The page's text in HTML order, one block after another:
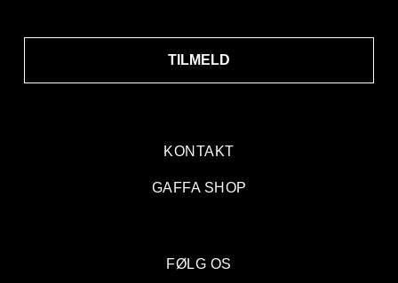
KONTAKT
GAFFA SHOP
TILMELD
FØLG OS